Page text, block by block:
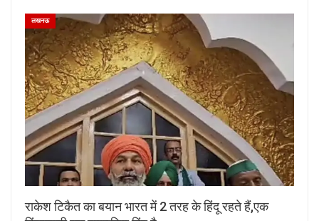
लखनऊ
राकेश टिकैत का बयान भारत में 2 तरह के हिंदू रहते हैं,एक